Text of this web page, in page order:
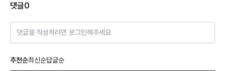
댓글0
댓글을 작성하려면 로그인해주세요
추천순최신순답글순